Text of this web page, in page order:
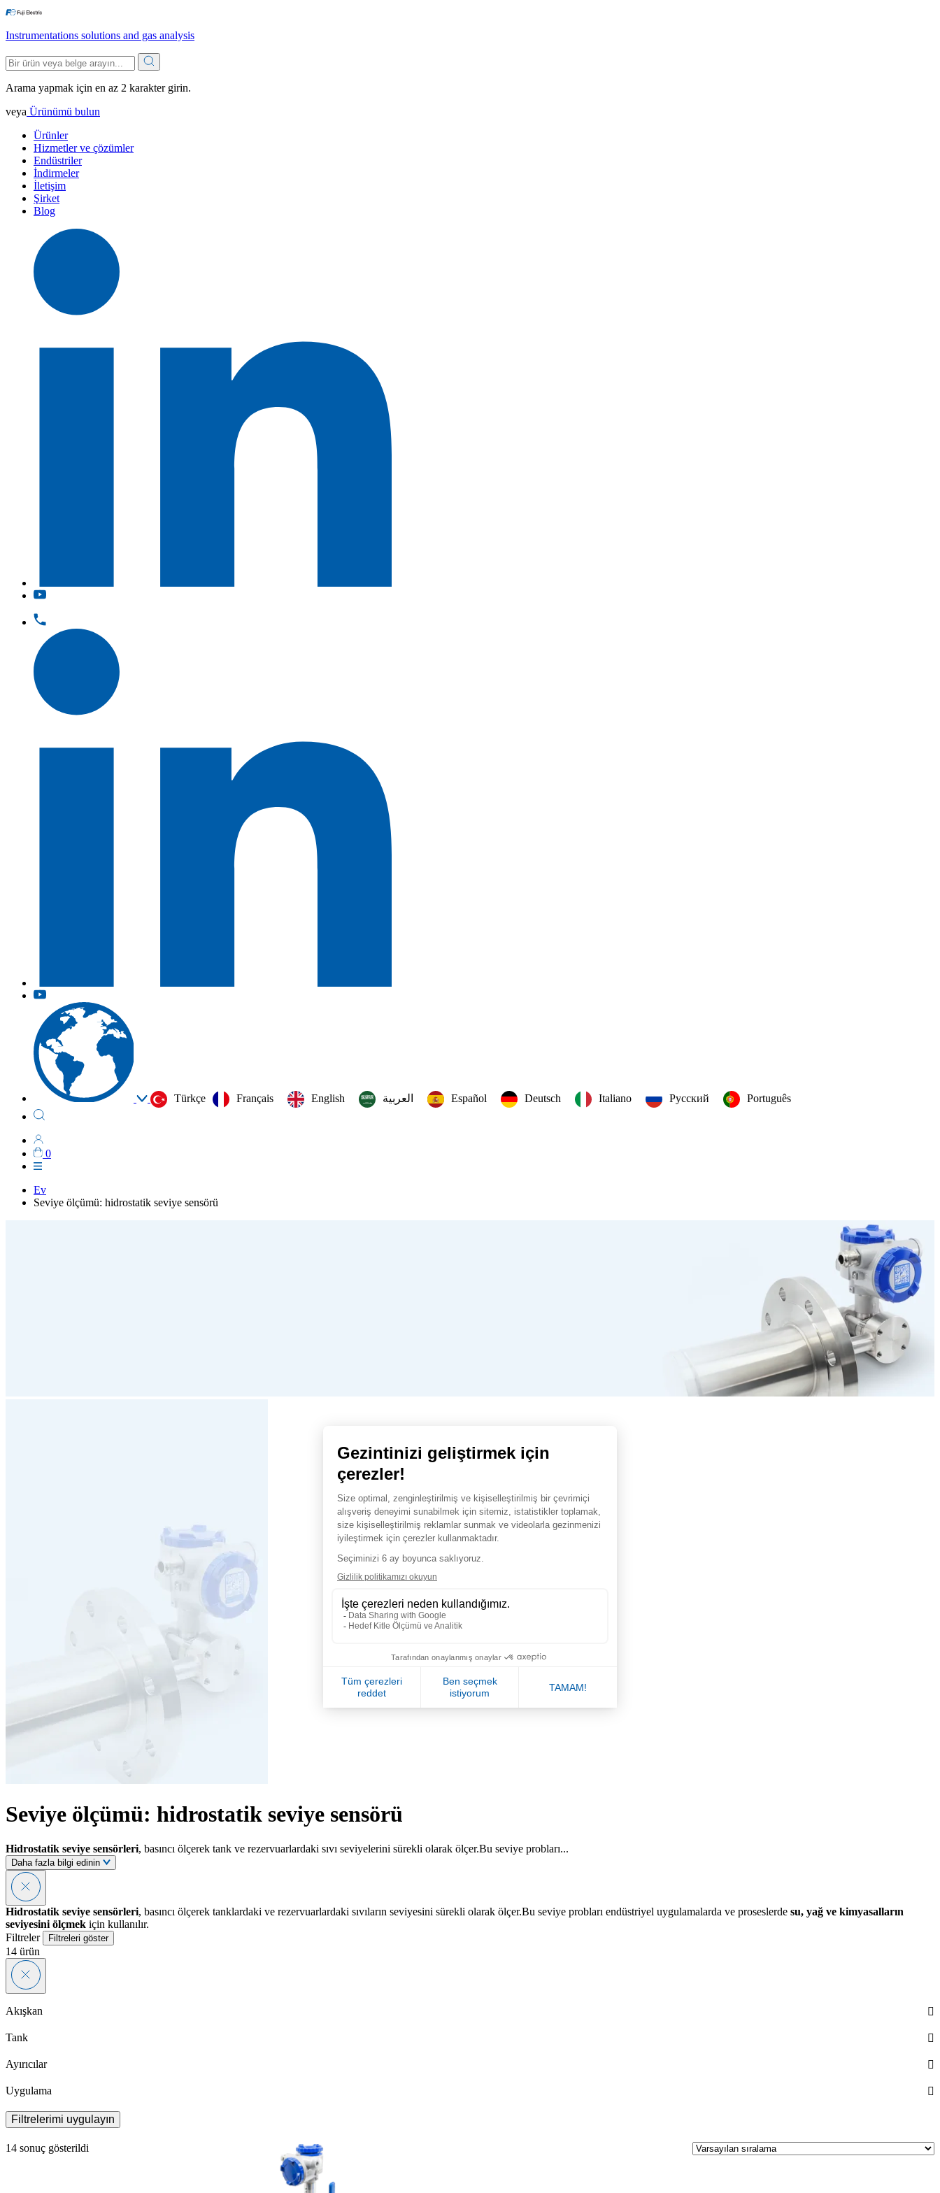
Instrumentations solutions and gas analysis
Arama yapmak için en az 2 karakter girin.
veya Ürünümü bulun
Ürünler
Hizmetler ve çözümler
Endüstriler
İndirmeler
İletişim
Şirket
Blog
Türkçe Français English العربية‏ Español Deutsch Italiano Русский Português
0
Ev
Seviye ölçümü: hidrostatik seviye sensörü
Seviye ölçümü: hidrostatik seviye sensörü
Hidrostatik seviye sensörleri, basıncı ölçerek tank ve rezervuarlardaki sıvı seviyelerini sürekli olarak ölçer.Bu seviye probları...
Daha fazla bilgi edinin
Hidrostatik seviye sensörleri, basıncı ölçerek tanklardaki ve rezervuarlardaki sıvıların seviyesini sürekli olarak ölçer.Bu seviye probları endüstriyel uygulamalarda ve proseslerde su, yağ ve kimyasalların
seviyesini ölçmek için kullanılır.
Filtreler
Filtreleri göster
14 ürün
Akışkan
Tank
Ayırıcılar
Uygulama
Filtrelerimi uygulayın
14 sonuç gösterildi